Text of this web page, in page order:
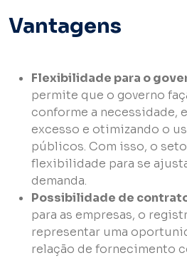
Vantagens
Flexibilidade para o
permite que o governo
conforme a necessidade,
excesso e otimizando o
públicos. Com isso, o
flexibilidade para se
demanda.
Possibilidade de
para as empresas, o
representar uma
relação de fornecimento